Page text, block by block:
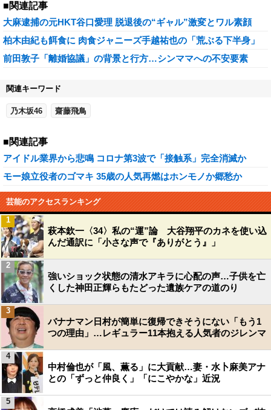
■関連記事
大麻逮捕の元HKT谷口愛理 脱退後の“ギャル”激変とワル素顔
柏木由紀も餌食に 肉食ジャニーズ手越祐也の「荒ぶる下半身」
前田敦子「離婚協議」の背景と行方…シンママへの不安要素
関連キーワード
乃木坂46 齋藤飛鳥
■関連記事
アイドル業界から悲鳴 コロナ第3波で「接触系」完全消滅か
モー娘立役者のゴマキ 35歳の人気再燃はホンモノか郷愁か
芸能のアクセスランキング
萩本欽一〈34〉私の“運”論 大谷翔平のカネを使い込
んだ通訳に「小さな声で『ありがとう』」
1
強いショック状態の清水アキラに心配の声…子供を亡
くした神田正輝らもたどった遺族ケアの道のり
2
バナナマン日村が簡単に復帰できそうにない「もう1
つの理由」…レギュラー11本抱える人気者のジレンマ
3
中村倫也が「風、薫る」に大貢献…妻・水卜麻美アナ
との「ずっと仲良く」「にこやかな」近況
4
5